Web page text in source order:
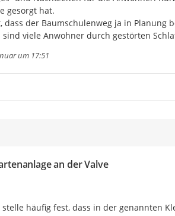
gesorgt hat.
der Baumschulenweg ja in Planung
viele Anwohner durch gestörten
um 17:51
an der Valve
häufig fest, dass in der genannten